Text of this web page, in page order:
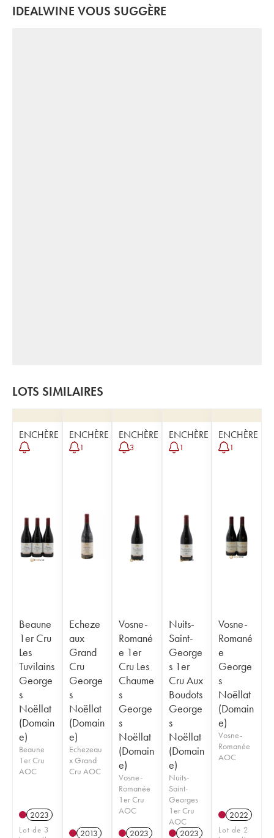
IDEALWINE VOUS SUGGÈRE
LOTS SIMILAIRES
ENCHÈRE
Beaune
1er Cru
Les
Tuvilains
George
s
Noëllat
(Domain
e)
Beaune
1er Cru
AOC
2023
Lot de 3
ENCHÈRE
1
Echeze
aux
Grand
Cru
George
s
Noëllat
(Domain
e)
Echezeau
x Grand
Cru AOC
2013
ENCHÈRE
3
Vosne-
Romané
e 1er
Cru Les
Chaume
s
George
s
Noëllat
(Domain
e)
Vosne-
Romanée
1er Cru
AOC
2023
ENCHÈRE
1
Nuits-
Saint-
George
s 1er
Cru Aux
Boudots
George
s
Noëllat
(Domain
e)
Nuits-
Saint-
Georges
1er Cru
AOC
2023
ENCHÈRE
1
Vosne-
Romané
e
George
s
Noëllat
(Domain
e)
Vosne-
Romanée
AOC
2022
Lot de 2